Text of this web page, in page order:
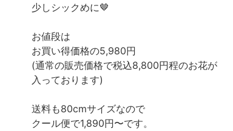
少しシックめに🤎
お値段は
お買い得価格の5,980円
(通常の販売価格で税込8,800円程のお花が
入っております)
送料も80cmサイズなので
クール便で1,890円〜です。